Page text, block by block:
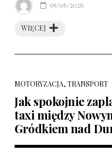
WIĘCEJ
05/06/2026
MOTORYZACJA, TRANSPORT
Jak spokojnie
taxi między
Gródkiem nad